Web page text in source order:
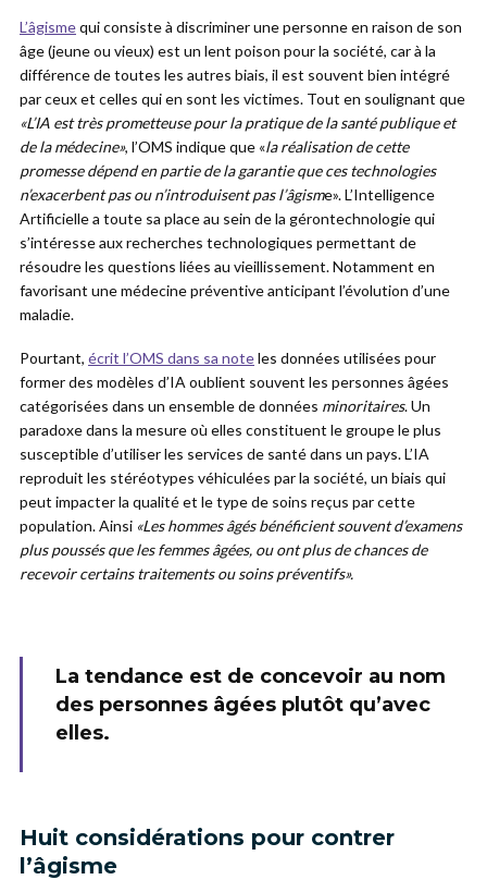
L’âgismequi consiste à discriminer une personne en raison de son
âge (jeune ou vieux) est un lent poison pour la société, car à la
différence de toutes les autres biais, il est souvent bien intégré
par ceux et celles qui en sont les victimes. Tout en soulignant que
«L’IA est très prometteuse pour la pratique de la santé publique et
de la médecine», l’OMS indique que «la réalisation de cette
promesse dépend en partie de la garantie que ces technologies
n’exacerbent pas ou n’introduisent pas l’âgisme». L’Intelligence
Artificielle a toute sa place au sein de la gérontechnologie qui
s’intéresse aux recherches technologiques permettant de
résoudre les questions liées au vieillissement. Notamment en
favorisant une médecine préventive anticipant l’évolution d’une
maladie.
Pourtant, écrit l’OMS dans sa noteles données utilisées pour
former des modèles d’IA oublient souvent les personnes âgées
catégorisées dans un ensemble de données minoritaires. Un
paradoxe dans la mesure où elles constituent le groupe le plus
susceptible d’utiliser les services de santé dans un pays. L’IA
reproduit les stéréotypes véhiculées par la société, un biais qui
peut impacter la qualité et le type de soins reçus par cette
population. Ainsi «Les hommes âgés bénéficient souvent d’examens
plus poussés que les femmes âgées, ou ont plus de chances de
recevoir certains traitements ou soins préventifs».
La tendance est de concevoir au nom
des personnes âgées plutôt qu’avec
elles.
Huit considérations pour contrer
l’âgisme